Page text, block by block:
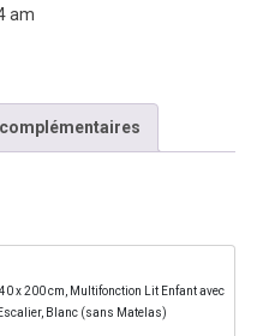
am
x 200 cm, Multifonction Lit Enfant avec
Blanc (sans Matelas)